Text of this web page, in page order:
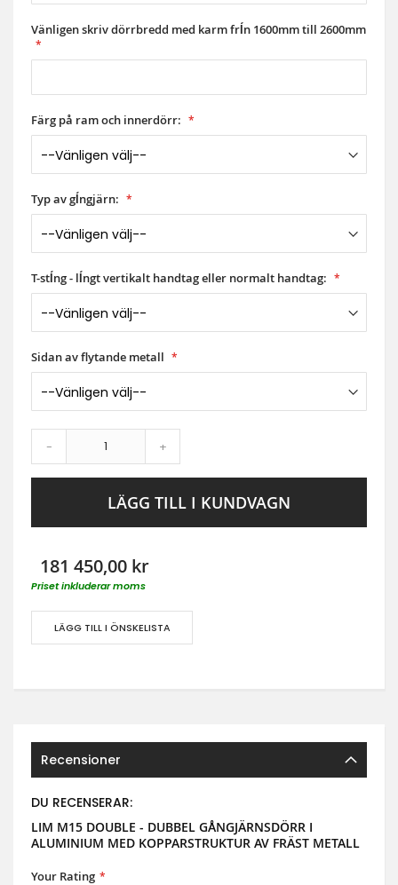
Vänligen skriv dörrbredd med karm frĺn 1600mm till 2600mm
Färg på ram och innerdörr:
Typ av gĺngjärn:
T-stĺng - lĺngt vertikalt handtag eller normalt handtag:
Sidan av flytande metall
- +
LÄGG TILL I KUNDVAGN
181 450,00 kr
Priset inkluderar moms
LÄGG TILL I ÖNSKELISTA
Recensioner
DU RECENSERAR:
LIM M15 DOUBLE - DUBBEL GÅNGJÄRNSDÖRR I
ALUMINIUM MED KOPPARSTRUKTUR AV FRÄST METALL
Your Rating